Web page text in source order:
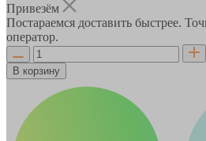
Привезём
Постараемся доставить быстрее.
оператор.
В корзину